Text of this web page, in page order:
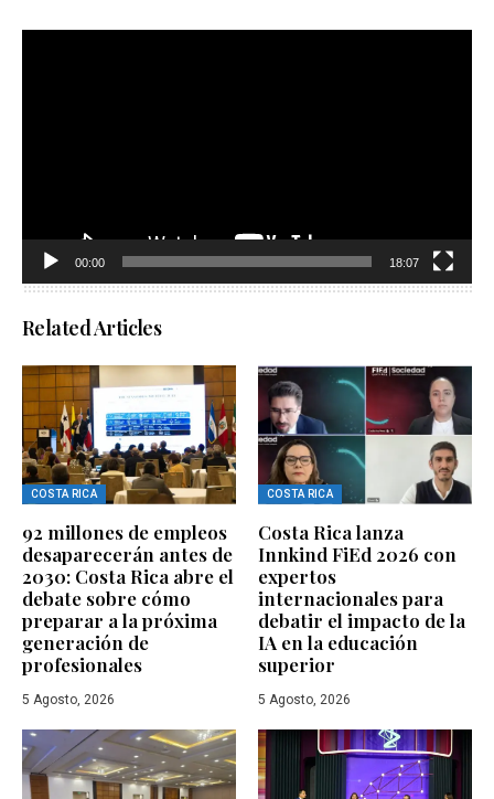
00:00 18:07
Related Articles
COSTA RICA
92 millones de empleos
desaparecerán antes de
2030: Costa Rica abre el
debate sobre cómo
preparar a la próxima
generación de
profesionales
5 Agosto, 2026
COSTA RICA
Costa Rica lanza
Innkind FiEd 2026 con
expertos
internacionales para
debatir el impacto de la
IA en la educación
superior
5 Agosto, 2026